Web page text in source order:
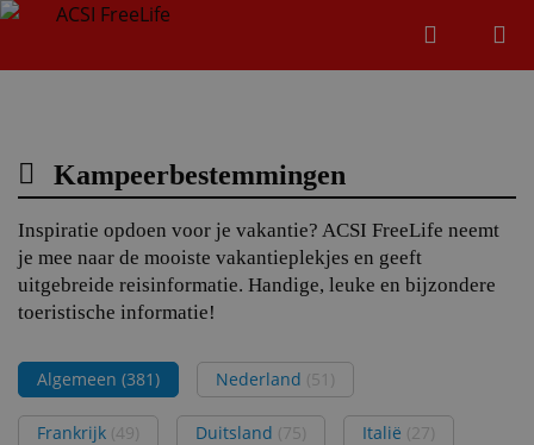
Kampeerbestemmingen
Inspiratie opdoen voor je vakantie? ACSI FreeLife neemt
je mee naar de mooiste vakantieplekjes en geeft
uitgebreide reisinformatie. Handige, leuke en bijzondere
toeristische informatie!
Algemeen (381) Nederland (51)
Frankrijk (49) Duitsland (75) Italië (27)